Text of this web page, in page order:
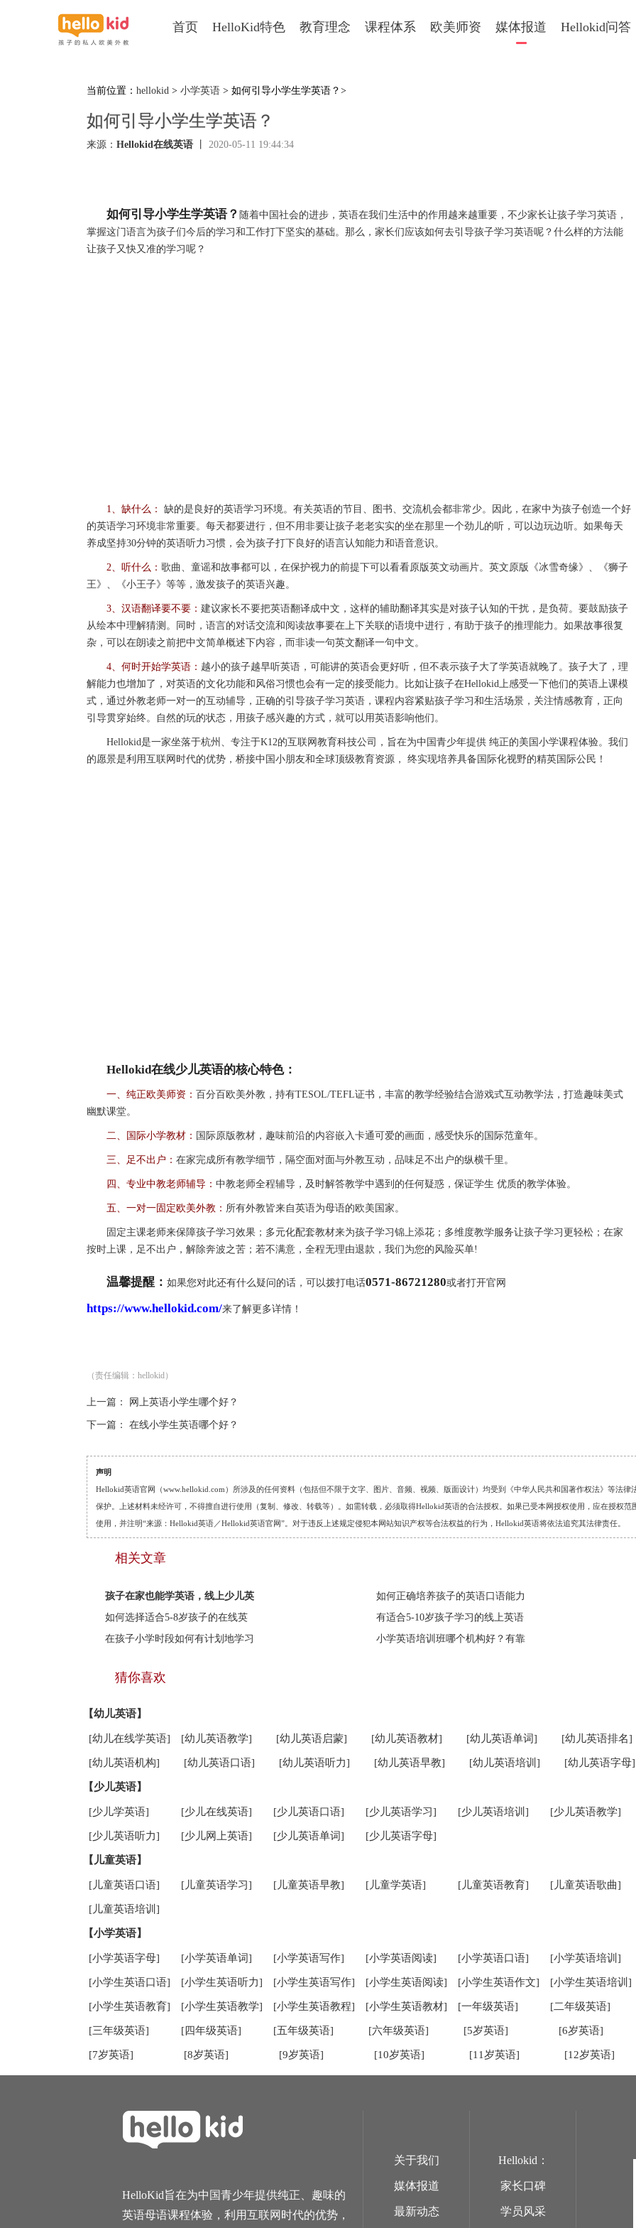
首页 HelloKid特色 教育理念 课程体系 欧美师资 媒体报道 Hellokid问答
当前位置： hellokid > 小学英语 > 如何引导小学生学英语？>
如何引导小学生学英语？
来源： Hellokid在线英语 2020-05-11 19:44:34
如何引导小学生学英语？ 随着中国社会的进步，英语在我们生活中的作用越来越重要，不少家长让孩子学习英语，
掌握这门语言为孩子们今后的学习和工作打下坚实的基础。那么，家长们应该如何去引导孩子学习英语呢？什么样的方法能
让孩子又快又准的学习呢？
1、缺什么：
缺的是良好的英语学习环境。有关英语的节目、图书、交流机会都非常少。因此，在家中为孩子创造一个好
的英语学习环境非常重要。每天都要进行，但不用非要让孩子老老实实的坐在那里一个劲儿的听，可以边玩边听。如果每天
养成坚持30分钟的英语听力习惯，会为孩子打下良好的语言认知能力和语音意识。
2、听什么： 歌曲、童谣和故事都可以，在保护视力的前提下可以看看原版英文动画片。英文原版《冰雪奇缘》、《狮子
王》、《小王子》等等，激发孩子的英语兴趣。
3、汉语翻译要不要： 建议家长不要把英语翻译成中文，这样的辅助翻译其实是对孩子认知的干扰，是负荷。要鼓励孩子
从绘本中理解猜测。同时，语言的对话交流和阅读故事要在上下关联的语境中进行，有助于孩子的推理能力。如果故事很复
杂，可以在朗读之前把中文简单概述下内容，而非读一句英文翻译一句中文。
4、何时开始学英语： 越小的孩子越早听英语，可能讲的英语会更好听，但不表示孩子大了学英语就晚了。孩子大了，理
解能力也增加了，对英语的文化功能和风俗习惯也会有一定的接受能力。比如让孩子在Hellokid上感受一下他们的英语上课模
式，通过外教老师一对一的互动辅导，正确的引导孩子学习英语，课程内容紧贴孩子学习和生活场景，关注情感教育，正向
引导贯穿始终。自然的玩的状态，用孩子感兴趣的方式，就可以用英语影响他们。
Hellokid是一家坐落于杭州、专注于K12的互联网教育科技公司，旨在为中国青少年提供 纯正的美国小学课程体验。我们
的愿景是利用互联网时代的优势，桥接中国小朋友和全球顶级教育资源， 终实现培养具备国际化视野的精英国际公民！
Hellokid在线少儿英语的核心特色：
一、纯正欧美师资： 百分百欧美外教，持有TESOL/TEFL证书，丰富的教学经验结合游戏式互动教学法，打造趣味美式
幽默课堂。
二、国际小学教材： 国际原版教材，趣味前沿的内容嵌入卡通可爱的画面，感受快乐的国际范童年。
三、足不出户： 在家完成所有教学细节，隔空面对面与外教互动，品味足不出户的纵横千里。
四、专业中教老师辅导： 中教老师全程辅导，及时解答教学中遇到的任何疑惑，保证学生 优质的教学体验。
五、一对一固定欧美外教： 所有外教皆来自英语为母语的欧美国家。
固定主课老师来保障孩子学习效果；多元化配套教材来为孩子学习锦上添花；多维度教学服务让孩子学习更轻松；在家
按时上课，足不出户，解除奔波之苦；若不满意，全程无理由退款，我们为您的风险买单!
温馨提醒： 如果您对此还有什么疑问的话，可以拨打电话0571-86721280或者打开官网
https://www.hellokid.com/来了解更多详情！
（责任编辑：hellokid）
上一篇： 网上英语小学生哪个好？
下一篇： 在线小学生英语哪个好？
声明
Hellokid英语官网（www.hellokid.com）所涉及的任何资料（包括但不限于文字、图片、音频、视频、版面设计）均受到《中华人民共和国著作权法》等法律
保护。上述材料未经许可，不得擅自进行使用（复制、修改、转载等）。如需转载，必须取得Hellokid英语的合法授权。如果已受本网授权使用，应在授权范
使用，并注明“来源：Hellokid英语／Hellokid英语官网”。对于违反上述规定侵犯本网站知识产权等合法权益的行为，Hellokid英语将依法追究其法律责任。
相关文章
孩子在家也能学英语，线上少儿英
如何正确培养孩子的英语口语能力
如何选择适合5-8岁孩子的在线英
有适合5-10岁孩子学习的线上英语
在孩子小学时段如何有计划地学习
小学英语培训班哪个机构好？有靠
猜你喜欢
【幼儿英语】
[幼儿在线学英语] [幼儿英语教学] [幼儿英语启蒙] [幼儿英语教材] [幼儿英语单词] [幼儿英语排名]
[幼儿英语机构] [幼儿英语口语] [幼儿英语听力] [幼儿英语早教] [幼儿英语培训] [幼儿英语字母]
【少儿英语】
[少儿学英语] [少儿在线英语] [少儿英语口语] [少儿英语学习] [少儿英语培训] [少儿英语教学]
[少儿英语听力] [少儿网上英语] [少儿英语单词] [少儿英语字母]
【儿童英语】
[儿童英语口语] [儿童英语学习] [儿童英语早教] [儿童学英语] [儿童英语教育] [儿童英语歌曲]
[儿童英语培训]
【小学英语】
[小学英语字母] [小学英语单词] [小学英语写作] [小学英语阅读] [小学英语口语] [小学英语培训]
[小学生英语口语] [小学生英语听力] [小学生英语写作] [小学生英语阅读] [小学生英语作文] [小学生英语培训]
[小学生英语教育] [小学生英语教学] [小学生英语教程] [小学生英语教材] [一年级英语] [二年级英语]
[三年级英语] [四年级英语] [五年级英语] [六年级英语] [5岁英语] [6岁英语]
[7岁英语] [8岁英语] [9岁英语] [10岁英语] [11岁英语] [12岁英语]
HelloKid旨在为中国青少年提供纯正、趣味的
英语母语课程体验，利用互联网时代的优势，
关于我们
媒体报道
最新动态
Hellokid：
家长口碑
学员风采